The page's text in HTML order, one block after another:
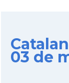
03 de